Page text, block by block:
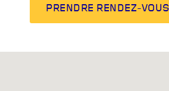
PRENDRE RENDEZ-VOUS